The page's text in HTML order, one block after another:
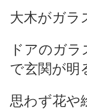
大木がガラ
ドアのガ
で玄関が明
思わず花や